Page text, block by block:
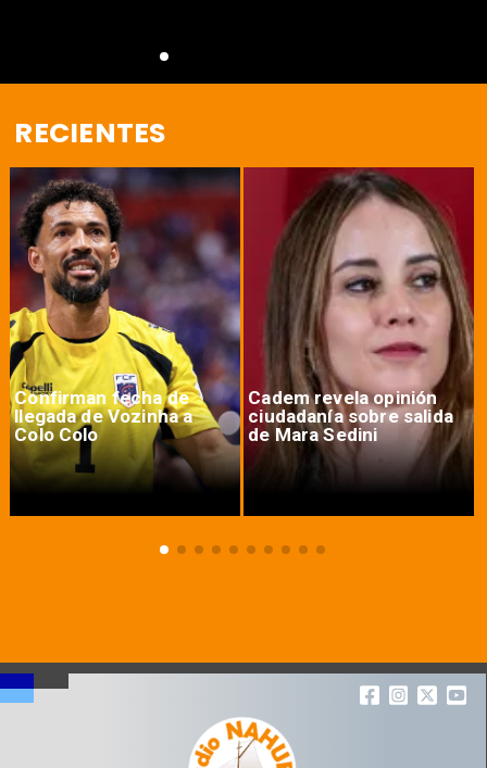
RECIENTES
Confirman fecha de
llegada de Vozinha a
Colo Colo
Cadem revela opinión
ciudadanía sobre salida
de Mara Sedini